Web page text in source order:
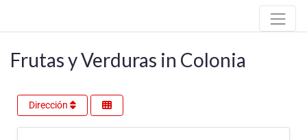
Frutas y Verduras in Colonia
Dirección